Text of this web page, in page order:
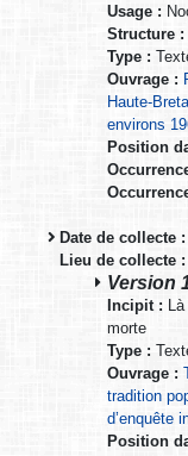
Usage :
Structure :
Type :
Ouvrage :
Haute-
environs
Position
Date de collecte :
Lieu de collecte :
Version
Incipit :
morte
Type :
Ouvrage :
tradition
d’enquête
Position